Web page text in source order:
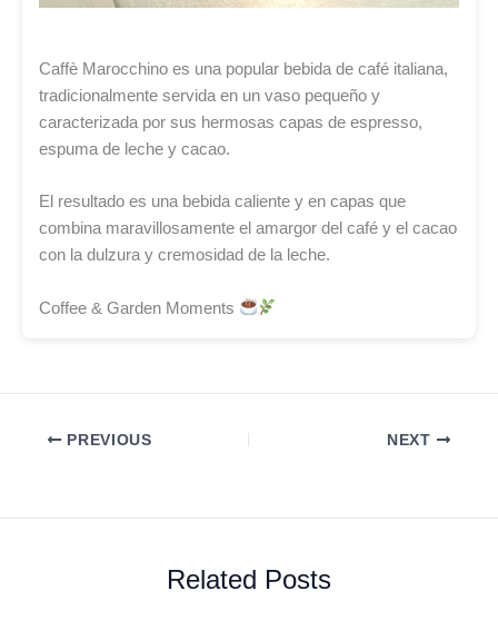
Caffè Marocchino es una popular bebida de café italiana,
tradicionalmente servida en un vaso pequeño y
caracterizada por sus hermosas capas de espresso,
espuma de leche y cacao.
El resultado es una bebida caliente y en capas que
combina maravillosamente el amargor del café y el cacao
con la dulzura y cremosidad de la leche.
Coffee & Garden Moments
PREVIOUS NEXT
Related Posts